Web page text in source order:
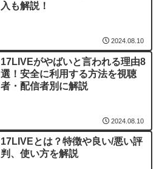
入も解説！
2024.08.10
17LIVEがやばいと言われる理由8
選！安全に利用する方法を視聴
者・配信者別に解説
2024.08.10
17LIVEとは？特徴や良い/悪い評
判、使い方を解説